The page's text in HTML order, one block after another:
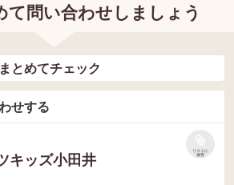
て問い合わせしましょう
とめてチェック
せする
キッズ小田井
リストに
保存